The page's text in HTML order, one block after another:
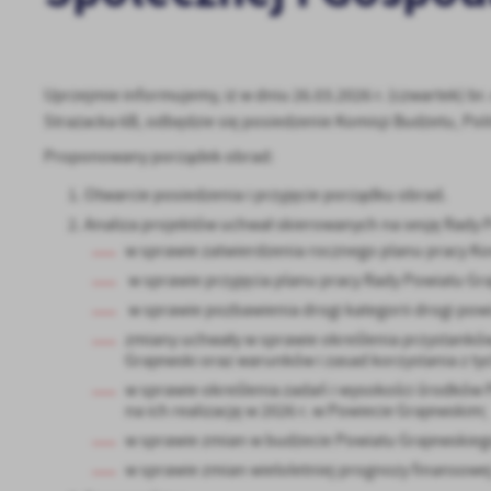
Uprzejmie informujemy, iż w dniu 26.03.2026 r. (czwartek)
Strażacka 6B, odbędzie się posiedzenie Komisji Budżetu,
Proponowany porządek obrad:
Otwarcie posiedzenia i przyjęcie porządku obrad.
Analiza projektów uchwał skierowanych na sesję Rady
w sprawie zatwierdzenia rocznego planu pracy
w sprawie przyjęcia planu pracy Rady Powiatu
w sprawie pozbawienia drogi kategorii drogi
zmiany uchwały w sprawie określenia
Grajewski oraz warunków i zasad korzystania z
w sprawie określenia zadań i wysokości środków
na ich realizację w 2026 r. w Powiecie Grajewskim;
w sprawie zmian w budżecie Powiatu
w sprawie zmian wieloletniej prognozy